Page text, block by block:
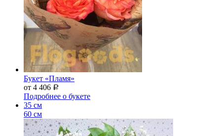
Букет «Пламя»
от 4 406 Р
Подробнее о букете
35 см
60 см